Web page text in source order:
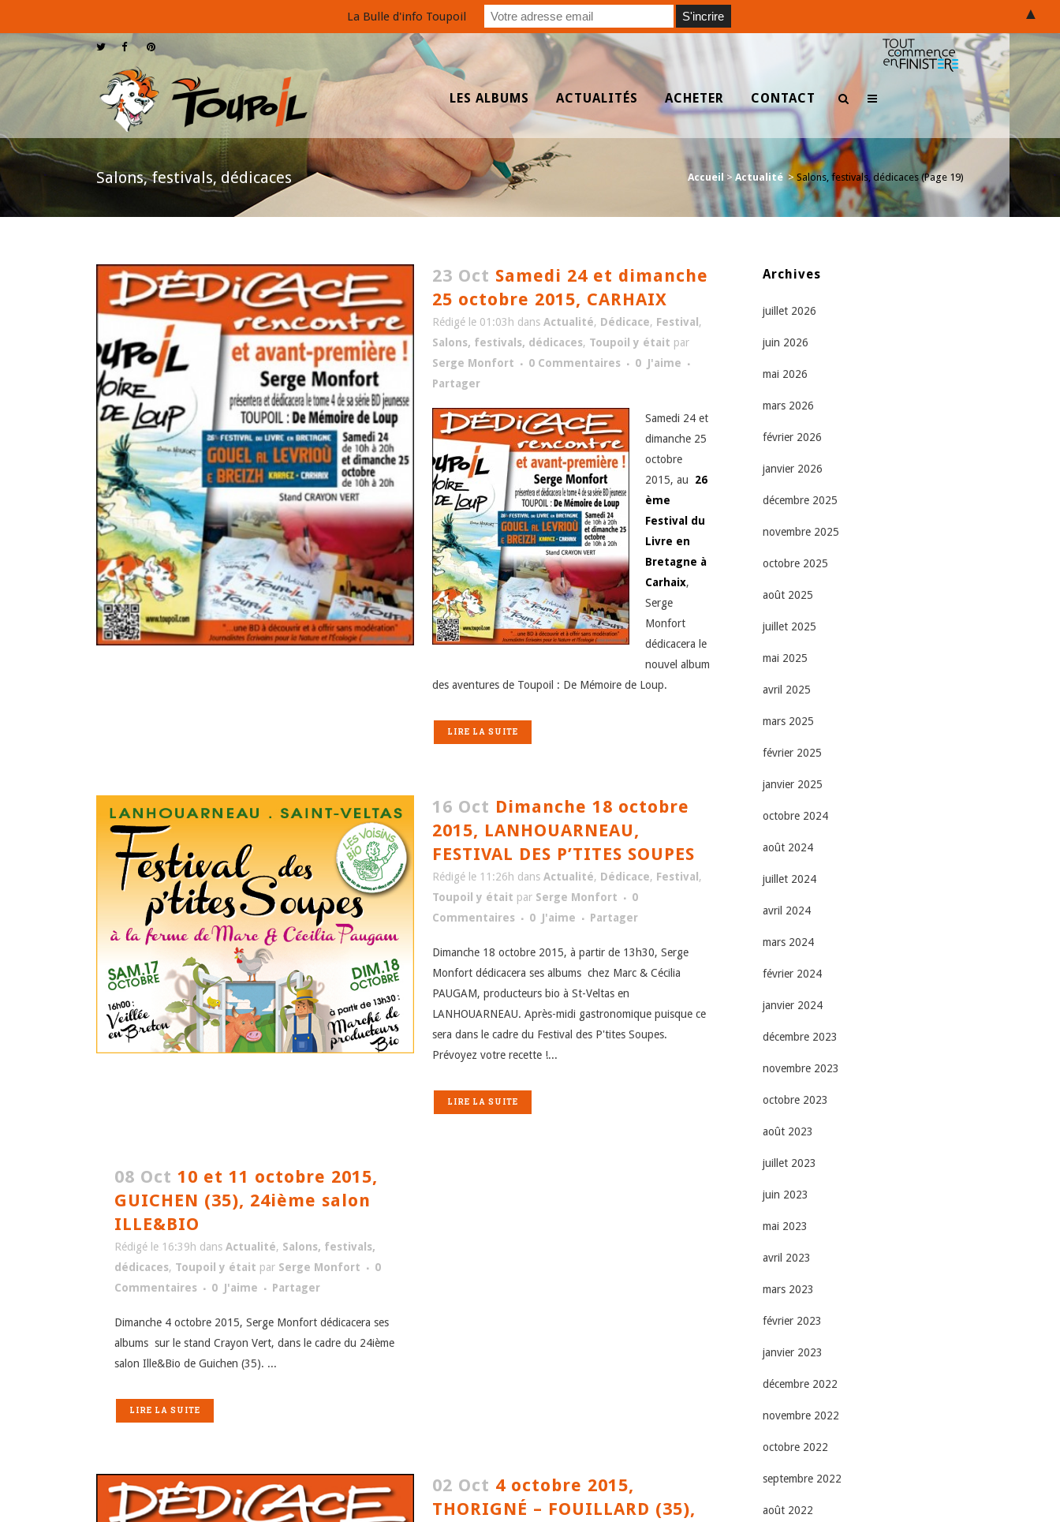
LES ALBUMS ACTUALITÉS ACHETER CONTACT
Salons, festivals, dédicaces Accueil > Actualité >Salons, festivals, dédicaces(Page 19)
23 Oct Samedi 24 et dimanche
25 octobre 2015, CARHAIX
Rédigé le 01:03h dans Actualité, Dédicace, Festival ,
Salons, festivals, dédicaces, Toupoil y était par
Serge Monfort
0 Commentaires 0 J'aime
Partager
Samedi 24 et
dimanche 25
octobre
2015, au 26
ème
Festival du
Livre en
Bretagne à
Carhaix,
Serge
Monfort
dédicacera le
nouvel album
des aventures de Toupoil : De Mémoire de Loup.
LIRE LA SUITE
16 Oct Dimanche 18 octobre
2015, LANHOUARNEAU,
FESTIVAL DES P’TITES SOUPES
Rédigé le 11:26h dans Actualité, Dédicace, Festival ,
Toupoil y était par Serge Monfort
0
Commentaires
0 J'aime Partager
Dimanche 18 octobre 2015, à partir de 13h30, Serge
Monfort dédicacera ses albums chez Marc & Cécilia
PAUGAM, producteurs bio à St-Veltas en
LANHOUARNEAU. Après-midi gastronomique puisque ce
sera dans le cadre du Festival des P'tites Soupes.
Prévoyez votre recette !...
LIRE LA SUITE
08 Oct 10 et 11 octobre 2015,
GUICHEN (35), 24ième salon
ILLE&BIO
Rédigé le 16:39h dans Actualité, Salons, festivals,
dédicaces, Toupoil y était par Serge Monfort
0
Commentaires
0 J'aime Partager
Dimanche 4 octobre 2015, Serge Monfort dédicacera ses
albums sur le stand Crayon Vert, dans le cadre du 24ième
salon Ille&Bio de Guichen (35). ...
LIRE LA SUITE
02 Oct 4 octobre 2015,
THORIGNÉ – FOUILLARD (35),
Archives
juillet 2026
juin 2026
mai 2026
mars 2026
février 2026
janvier 2026
décembre 2025
novembre 2025
octobre 2025
août 2025
juillet 2025
mai 2025
avril 2025
mars 2025
février 2025
janvier 2025
octobre 2024
août 2024
juillet 2024
avril 2024
mars 2024
février 2024
janvier 2024
décembre 2023
novembre 2023
octobre 2023
août 2023
juillet 2023
juin 2023
mai 2023
avril 2023
mars 2023
février 2023
janvier 2023
décembre 2022
novembre 2022
octobre 2022
septembre 2022
août 2022
La Bulle d'info Toupoil ▲